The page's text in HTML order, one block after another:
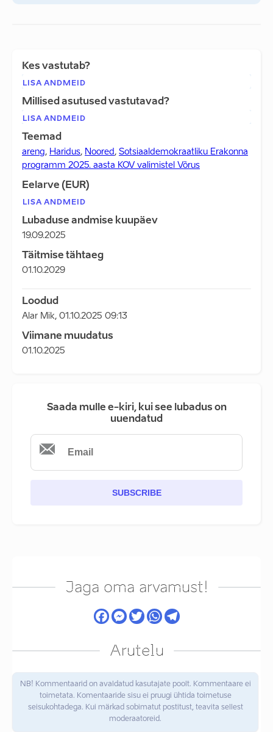
Kes vastutab?
LISA ANDMEID
Millised asutused vastutavad?
LISA ANDMEID
Teemad
areng, Haridus, Noored , Sotsiaaldemokraatliku Erakonna
programm 2025. aasta KOV valimistel Võrus
Eelarve (EUR)
LISA ANDMEID
Lubaduse andmise kuupäev
19.09.2025
Täitmise tähtaeg
01.10.2029
Loodud
Alar Mik, 01.10.2025 09:13
Viimane muudatus
01.10.2025
Saada mulle e-kiri, kui see lubadus on
uuendatud
SUBSCRIBE
Jaga oma arvamust!
Arutelu
NB! Kommentaarid on avaldatud kasutajate poolt. Kommentaare ei
toimetata. Komentaaride sisu ei pruugi ühtida toimetuse
seisukohtadega. Kui märkad sobimatut postitust, teavita sellest
moderaatoreid.